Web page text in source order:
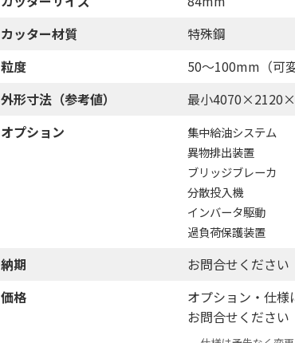
カッター材質
特殊鋼
粒度
50～100mm（可
外形寸法（参考値）
最小
オプション
集中給油システム
異物排出装置
ブリッジブレーカ
分散投入機
インバータ駆動
過負荷保護装置
納期
お問合せください
価格
オプション・仕様
お問合せください